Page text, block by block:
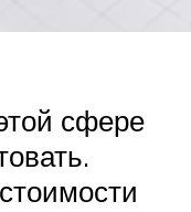
сфере